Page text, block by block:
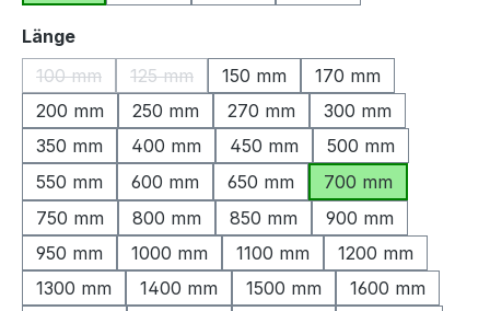
Längeauswählen
100 mm
(Diese Option ist zurzeit nicht verfügbar.)
125 mm
(Diese Option ist zurzeit nicht verfügbar.)
150 mm
170 mm
200 mm
250 mm 270 mm
300 mm
350 mm
400 mm 450 mm
500 mm
550 mm
600 mm 650 mm
700 mm
750 mm
800 mm 850 mm
900 mm
950 mm
1000 mm 1100 mm
1200 mm
1300 mm
1400 mm 1500 mm
1600 mm